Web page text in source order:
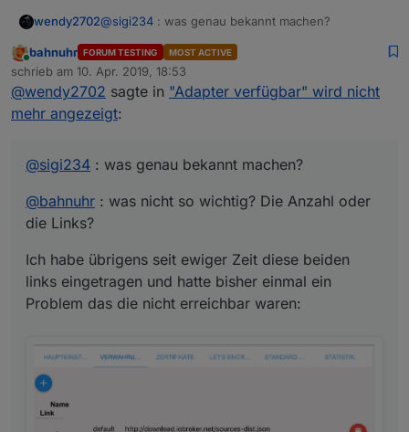
wendy2702@sigi234 : was genau bekannt machen?
@bahnuhr : was nicht so wichtig? Die Anzahl oder
die Links?
Ich habe übrigens seit ewiger Zeit diese beiden
links eingetragen und hatte bisher einmal ein
Problem das die nicht erreichbar waren:
Online
bahnuhr FORUM TESTING MOST ACTIVE
schrieb am 10. Apr. 2019, 18:53
zuletzt editiert von
@wendy2702 sagte in "Adapter verfügbar" wird nicht
mehr angezeigt:
@sigi234 : was genau bekannt machen?
@bahnuhr : was nicht so wichtig? Die Anzahl oder
die Links?
Ich habe übrigens seit ewiger Zeit diese beiden
links eingetragen und hatte bisher einmal ein
Problem das die nicht erreichbar waren: